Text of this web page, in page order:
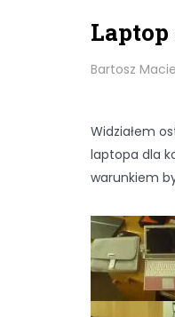
Bartosz
Widziałem
laptopa dla
warunkiem